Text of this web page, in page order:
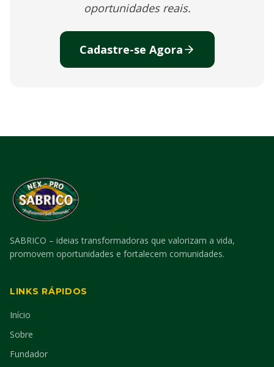
oportunidades reais.
Cadastre-se Agora
SABRICO – ideias transformadoras que valorizam a vida,
promovem oportunidades e fortalecem comunidades.
LINKS RÁPIDOS
Início
Sobre
Fundador